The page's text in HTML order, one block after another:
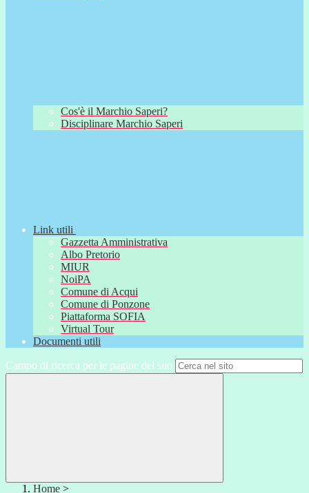
Cos'è il Marchio Saperi?
Disciplinare Marchio Saperi
Link utili
Gazzetta Amministrativa
Albo Pretorio
MIUR
NoiPA
Comune di Acqui
Comune di Ponzone
Piattaforma SOFIA
Virtual Tour
Documenti utili
Campo di ricerca per le pagine del sito
Home >